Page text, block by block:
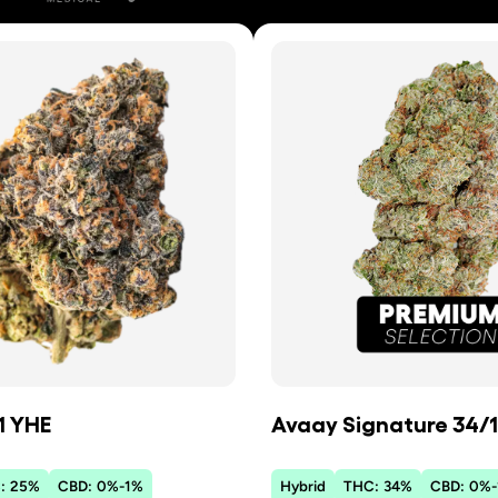
YHE
25% CBD: 0%-1%
Avaay Signature 34/
Hybrid THC: 34% CBD: 0%-